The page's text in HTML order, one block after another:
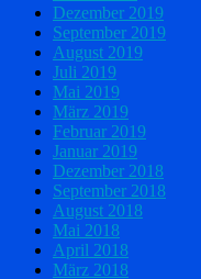
Dezember 2019
September 2019
August 2019
Juli 2019
Mai 2019
März 2019
Februar 2019
Januar 2019
Dezember 2018
September 2018
August 2018
Mai 2018
April 2018
März 2018